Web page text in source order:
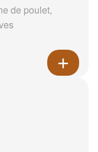
de poulet,